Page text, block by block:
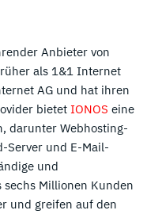
Anbieter von
als 1&1 Internet
AG und hat ihren
bietet IONOS eine
darunter Webhosting-
Server und E-Mail-
und
Millionen Kunden
und greifen auf den